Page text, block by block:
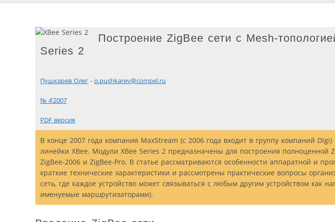
Построение ZigBee сети с Mesh-
Series 2
Пушкарев Олег - o.pushkarev@compel.ru
№ 4’2007
PDF версия
В конце 2007 года компания MaxStream (с 2006 года входит в группу компаний
линейки XBee. Модули XBee Series 2 предназначены для построения полноценной
ZigBee-2006 и ZigBee-Pro. В статье рассматриваются особенности аппаратной и
краткие технические характеристики и рассмотрены практические вопросы
сеть, где каждое устройство может связываться с любым другим устройством как
именуемые маршрутизаторами).